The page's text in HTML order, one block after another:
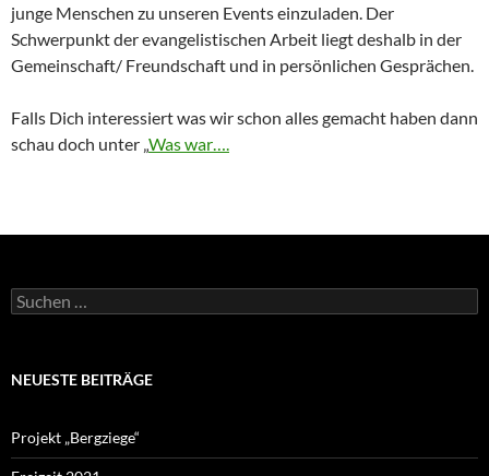
junge Menschen zu unseren Events einzuladen. Der
Schwerpunkt der evangelistischen Arbeit liegt deshalb in der
Gemeinschaft/ Freundschaft und in persönlichen Gesprächen.
Falls Dich interessiert was wir schon alles gemacht haben dann
schau doch unter „Was war….
Suchen
nach:
NEUESTE BEITRÄGE
Projekt „Bergziege“